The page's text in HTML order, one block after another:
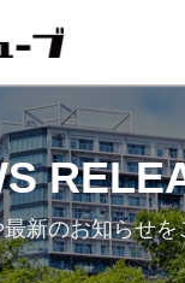
新のお知らせ